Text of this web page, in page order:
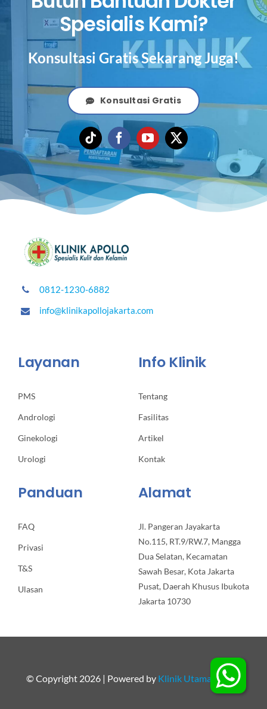
Spesialis Kami?
Konsultasi Gratis Sekarang Juga!
Konsultasi Gratis
0812-1230-6882
info@klinikapollojakarta.com
Layanan
PMS
Andrologi
Ginekologi
Urologi
Info Klinik
Tentang
Fasilitas
Artikel
Kontak
Panduan
FAQ
Privasi
T&S
Ulasan
Alamat
Jl. Pangeran Jayakarta
No.115, RT.9/RW.7, Mangga
Dua Selatan, Kecamatan
Sawah Besar, Kota Jakarta
Pusat, Daerah Khusus Ibukota
Jakarta 10730
© Copyright 2026 | Powered by Klinik Utama Apollo